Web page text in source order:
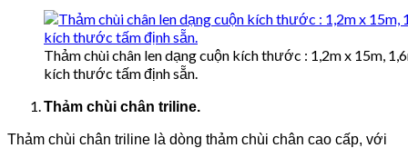
Thảm chùi chân len dạng cuộn kích thước : 1,2m x 15m,
kích thước tấm định sẵn.
Thảm chùi chân triline.
Thảm chùi chân triline là dòng thảm chùi chân cao cấp, với